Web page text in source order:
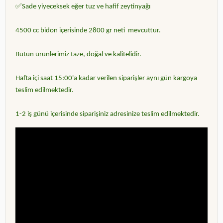
✅Sade yiyeceksek eğer tuz ve hafif zeytinyağı
4500 cc bidon içerisinde 2800 gr neti mevcuttur.
Bütün ürünlerimiz taze, doğal ve kalitelidir.
Hafta içi saat 15:00'a kadar verilen siparişler aynı gün kargoya
teslim edilmektedir.
1-2 iş günü içerisinde siparişiniz adresinize teslim edilmektedir.